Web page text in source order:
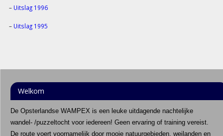
– Uitslag 1996
– Uitslag 1995
Welkom
De Opsterlandse WAMPEX is een leuke uitdagende nachtelijke
wandel- /puzzeltocht voor iedereen! Geen ervaring of training vereist.
De route voert voornamelijk door mooie natuurgebieden, weilanden en